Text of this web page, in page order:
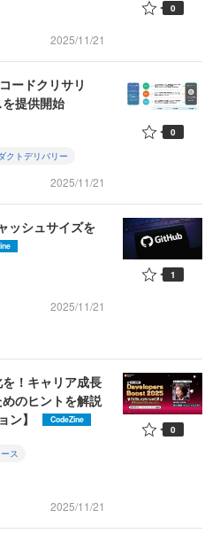
2025/11/21
0
ードクリサリ
提供開始
クトデリバリー
2025/11/21
0
ッシュサイズを
2025/11/21
1
！キャリア成長
のヒントを解説
ン】
CodeZine
ス
2025/11/21
0